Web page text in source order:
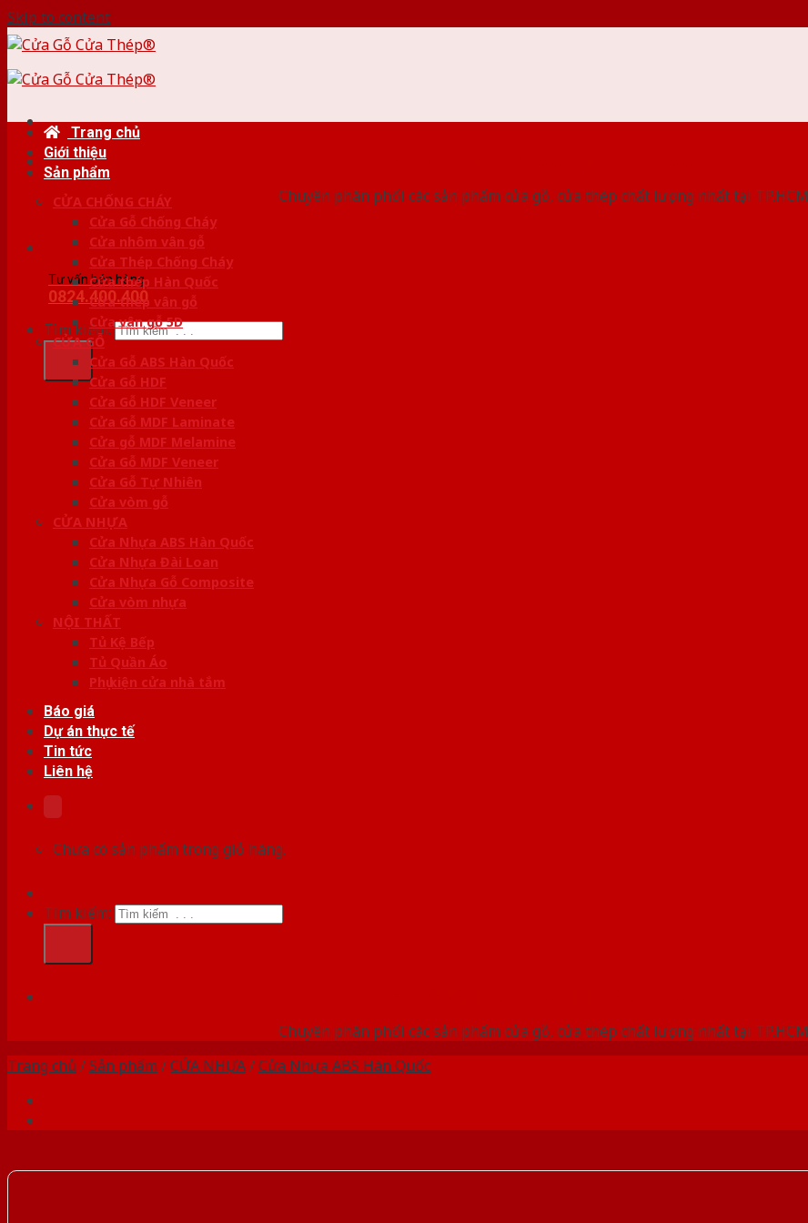
Skip to content
Chuyên phân phối các sản phẩm cửa gỗ, cửa thép chất lượng nhất tại TP.HCM
Tư vấn bán hàng
0824.400.400
Tìm kiếm:
Trang chủ
Giới thiệu
Sản phẩm
CỬA CHỐNG CHÁY
Cửa Gỗ Chống Cháy
Cửa nhôm vân gỗ
Cửa Thép Chống Cháy
Cửa thép Hàn Quốc
Cửa thép vân gỗ
Cửa vân gỗ 5D
CỬA GỖ
Cửa Gỗ ABS Hàn Quốc
Cửa Gỗ HDF
Cửa Gỗ HDF Veneer
Cửa Gỗ MDF Laminate
Cửa gỗ MDF Melamine
Cửa Gỗ MDF Veneer
Cửa Gỗ Tự Nhiên
Cửa vòm gỗ
CỬA NHỰA
Cửa Nhựa ABS Hàn Quốc
Cửa Nhựa Đài Loan
Cửa Nhựa Gỗ Composite
Cửa vòm nhựa
NỘI THẤT
Tủ Kệ Bếp
Tủ Quần Áo
Phụ kiện cửa nhà tắm
Báo giá
Dự án thực tế
Tin tức
Liên hệ
Chưa có sản phẩm trong giỏ hàng.
Tìm kiếm:
Chuyên phân phối các sản phẩm cửa gỗ, cửa thép chất lượng nhất tại TP.HCM
Trang chủ /Sản phẩm /CỬA NHỰA/Cửa Nhựa ABS Hàn Quốc